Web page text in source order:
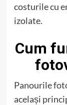
costurile cu
izolate.
Cum
Panourile
același